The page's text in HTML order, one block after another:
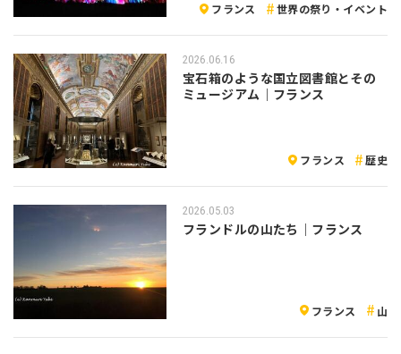
フランス 世界の祭り・イベント
2026.06.16
宝石箱のような国立図書館とその
ミュージアム｜フランス
フランス 歴史
2026.05.03
フランドルの山たち｜フランス
フランス 山